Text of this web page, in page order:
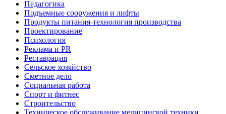
Педагогика
Подъемные сооружения и лифты
Продукты питания-технология производства
Проектирование
Психология
Реклама и PR
Реставрация
Сельское хозяйство
Сметное дело
Социальная работа
Спорт и фитнес
Строительство
Техническое обслуживание медицинской техники